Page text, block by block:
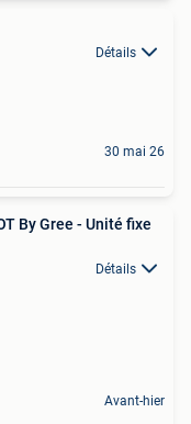
Détails
30 mai 26
Détails
Avant-hier